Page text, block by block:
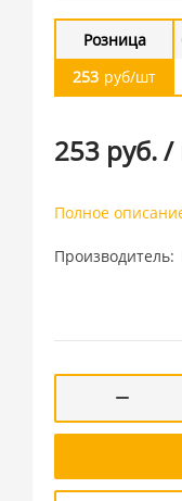
Розница
253 руб/шт
253 руб./
Полное
Производитель